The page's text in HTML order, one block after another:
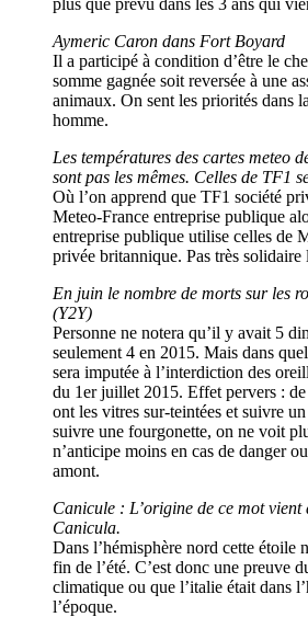
plus que prévu dans les 3 ans qui
Aymeric Caron dans Fort Boyard
Il a participé à condition d’être le
somme gagnée soit reversée à une
animaux. On sent les priorités dans
homme.
Les températures des cartes meteo
sont pas les mêmes. Celles de TF1
Où l’on apprend que TF1 société
Meteo-France entreprise publique
entreprise publique utilise celles de
privée britannique. Pas très
En juin le nombre de morts sur les
(Y2Y)
Personne ne notera qu’il y avait 5
seulement 4 en 2015. Mais dans
sera imputée à l’interdiction des
du 1er juillet 2015. Effet pervers :
ont les vitres sur-teintées et suivre
suivre une fourgonette, on ne voit
n’anticipe moins en cas de danger
amont.
Canicule : L’origine de ce mot vient
Canicula.
Dans l’hémisphère nord cette étoile
fin de l’été. C’est donc une preuve
climatique ou que l’italie était dans
l’époque.